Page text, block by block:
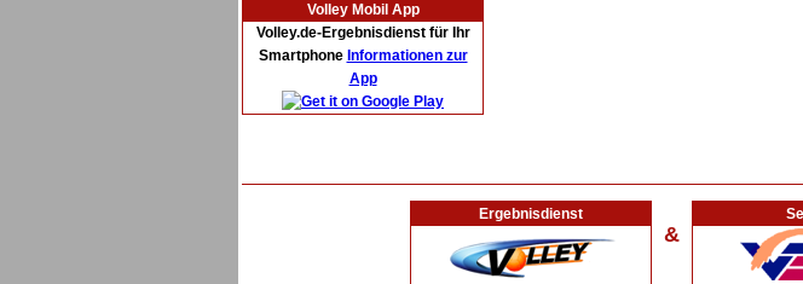
Volley Mobil App
Volley.de-Ergebnisdienst für Ihr
Smartphone Informationen zur
App
Ergebnisdienst
&